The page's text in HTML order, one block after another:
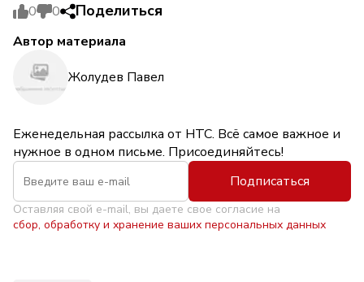
0 0 Поделиться
Автор материала
Жолудев Павел
Еженедельная рассылка от НТС. Всё самое важное и
нужное в одном письме. Присоединяйтесь!
Подписаться
Оставляя свой e-mail, вы даете свое согласие на
сбор, обработку и хранение ваших персональных данных